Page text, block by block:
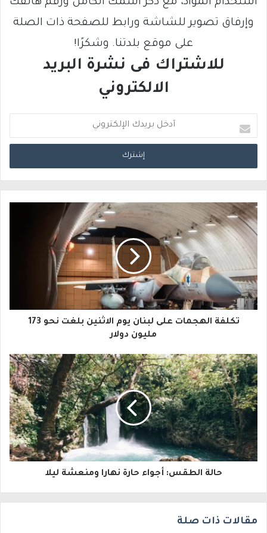
وإرفاق تصوير للشاشة ورابط للصفحة ذات الصلة
على موقع بلدتنا. وشكرًا!
للاشتراك فى نشرة البريد
الالكتروني
د
خ
ب
ر
د
ك
ا
إ
ل
ك
ر
و
تكلفة الهجمات على لبنان يوم الاثنين بلغت نحو 173
مليون دولار
حالة الطقس: أجواء حارة نهارا ومنعشة ليلا
مقالات ذات صلة